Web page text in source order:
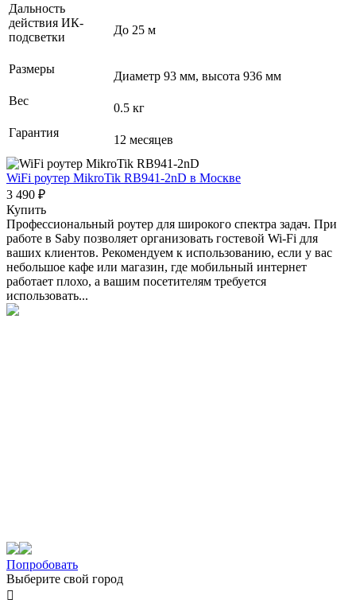
Дальность
действия ИК-
подсветки
До 25 м
Размеры
Диаметр 93 мм, высота 936 мм
Вес
0.5 кг
Гарантия
12 месяцев
WiFi роутер MikroTik RB941-2nD в Москве
3 490 ₽
Купить
Профессиональный роутер для широкого спектра задач. При
работе в Saby позволяет организовать гостевой Wi-Fi для
ваших клиентов. Рекомендуем к использованию, если у вас
небольшое кафе или магазин, где мобильный интернет
работает плохо, а вашим посетителям требуется
использовать...
Попробовать
Выберите свой город
